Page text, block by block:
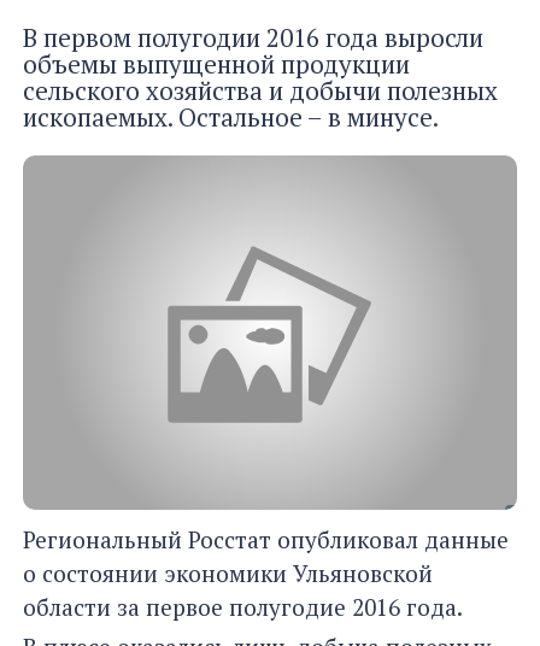
В первом полугодии 2016 года выросли
объемы выпущенной продукции
сельского хозяйства и добычи полезных
ископаемых. Остальное – в минусе.
Региональный Росстат опубликовал данные
о состоянии экономики Ульяновской
области за первое полугодие 2016 года.